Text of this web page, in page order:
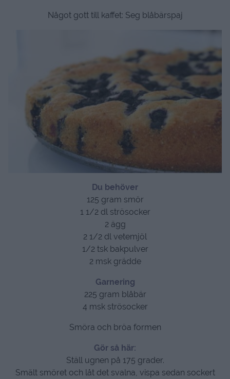
Något gott till kaffet: Seg blåbärspaj
Du behöver
125 gram smör
1 1/2 dl strösocker
2 ägg
2 1/2 dl vetemjöl
1/2 tsk bakpulver
2 msk grädde
Garnering
225 gram blåbär
4 msk strösocker
Smöra och bröa formen
Gör så här:
Ställ ugnen på 175 grader.
Smält smöret och låt det svalna, vispa sedan sockert